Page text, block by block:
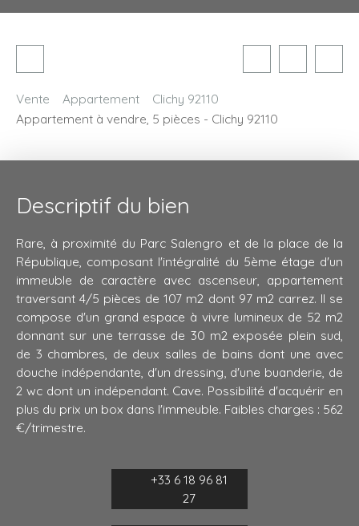
Vente Appartement
Clichy 92110
Appartement à vendre, 5 pièces - Clichy 92110
Descriptif du bien
Rare, à proximité du Parc Salengro et de la place de la
République, composant l'intégralité du 5ème étage d'un
immeuble de caractère avec ascenseur, appartement
traversant 4/5 pièces de 107 m2 dont 97 m2 carrez. Il se
compose d'un grand espace à vivre lumineux de 52 m2
donnant sur une terrasse de 30 m2 exposée plein sud,
de 3 chambres, de deux salles de bains dont une avec
douche indépendante, d'un dressing, d'une buanderie, de
2 wc dont un indépendant. Cave. Possibilité d'acquérir en
plus du prix un box dans l'immeuble. Faibles charges : 562
€/trimestre.
+33 6 18 96 81
27